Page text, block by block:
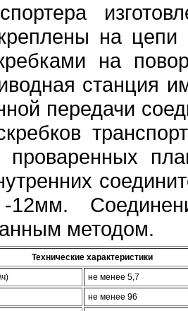
на
на
станция
передачи
проваренных
-12мм.
методом.
Технические характеристики
не менее 5,7
не менее 96